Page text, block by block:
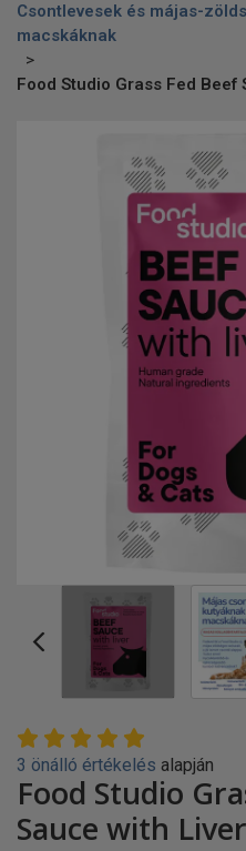
Csontlevesek és májas-
macskáknak
Food Studio Grass Fed
3 önálló értékelés alapján
Food Studio
Sauce with